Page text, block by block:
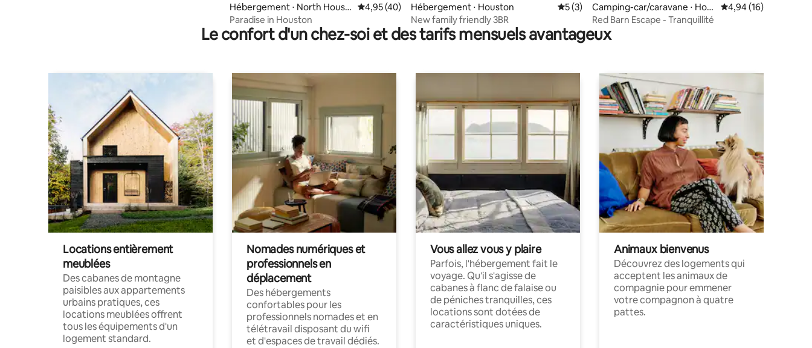
Hébergement ⋅ North Houst
on
Évaluation moyenne sur la base de 40 commentaires : 4,95 sur 5
4,95 (40)
Paradise in Houston
Hébergement ⋅ Houston Évaluation moyenne sur la base de 3 commentaires : 5 sur 5
5 (3)
New family friendly 3BR
Camping-car/caravane ⋅ Hou
ston
Évaluation moyenne
4,94 (16)
Red Barn Escape - Tranquillité
Le confort d'un chez-soi et des tarifs mensuels avantageux
Locations entièrement
meublées
Des cabanes de montagne
paisibles aux appartements
urbains pratiques, ces
locations meublées offrent
tous les équipements d'un
logement standard.
Nomades numériques et
professionnels en
déplacement
Des hébergements
confortables pour les
professionnels nomades et en
télétravail disposant du wifi
et d'espaces de travail dédiés.
Vous allez vous y plaire
Parfois, l'hébergement fait le
voyage. Qu'il s'agisse de
cabanes à flanc de falaise ou
de péniches tranquilles, ces
locations sont dotées de
caractéristiques uniques.
Animaux bienvenus
Découvrez des logements qui
acceptent les animaux de
compagnie pour emmener
votre compagnon à quatre
pattes.